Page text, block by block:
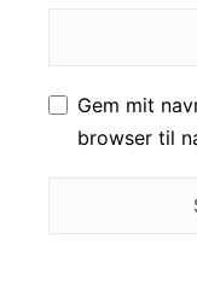
Gem mit
browser til